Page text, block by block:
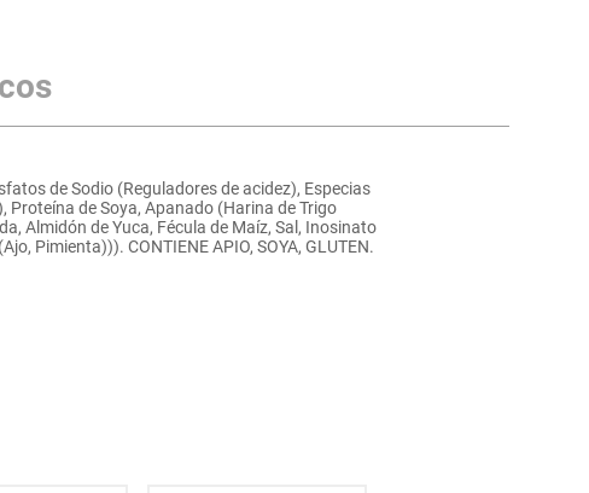
de Sodio (Reguladores de acidez), Especias
Proteína de Soya, Apanado (Harina de Trigo
Almidón de Yuca, Fécula de Maíz, Sal, Inosinato
Pimienta))). CONTIENE APIO, SOYA, GLUTEN.